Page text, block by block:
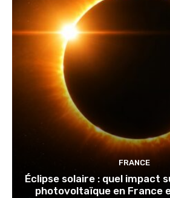
FRANCE
Éclipse solaire : quel impact
photovoltaïque en France